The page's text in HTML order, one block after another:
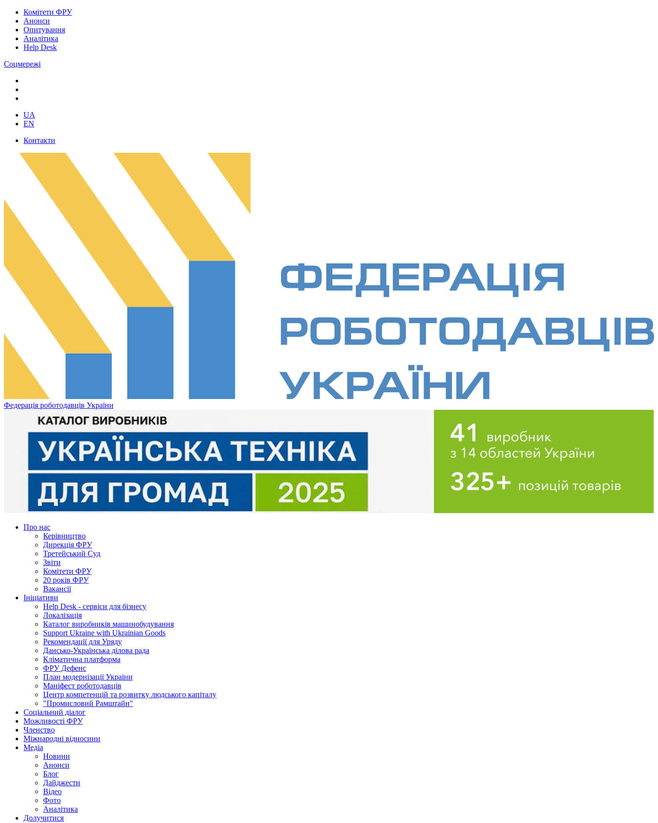
Комітети ФРУ
Анонси
Опитування
Аналітика
Help Desk
Соцмережі
UA
EN
Контакти
Федерація роботодавців України
Про нас
Керівництво
Дирекція ФРУ
Третейський Суд
Звіти
Комітети ФРУ
20 років ФРУ
Вакансії
Ініціативи
Help Desk - сервіси для бізнесу
Локалізація
Каталог виробників машинобудування
Support Ukraine with Ukrainian Goods
Рекомендації для Уряду
Дансько-Українська ділова рада
Кліматична платформа
ФРУ Дефенс
План модернізації України
Маніфест роботодавців
Центр компетенцій та розвитку людського капіталу
"Промисловий Рамштайн"
Соціальний діалог
Можливості ФРУ
Членство
Міжнародні відносини
Медіа
Новини
Анонси
Блог
Дайджести
Відео
Фото
Аналітика
Долучитися